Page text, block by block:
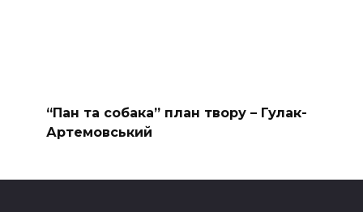
“Пан та собака” план твору – Гулак-
Артемовський